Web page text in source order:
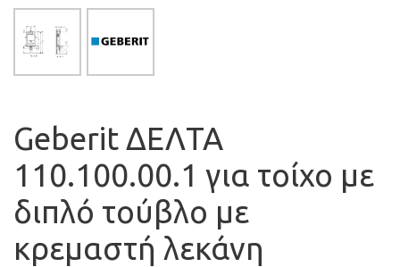
Geberit ΔΕΛΤΑ
110.100.00.1 για τοίχο με
διπλό τούβλο με
κρεμαστή λεκάνη